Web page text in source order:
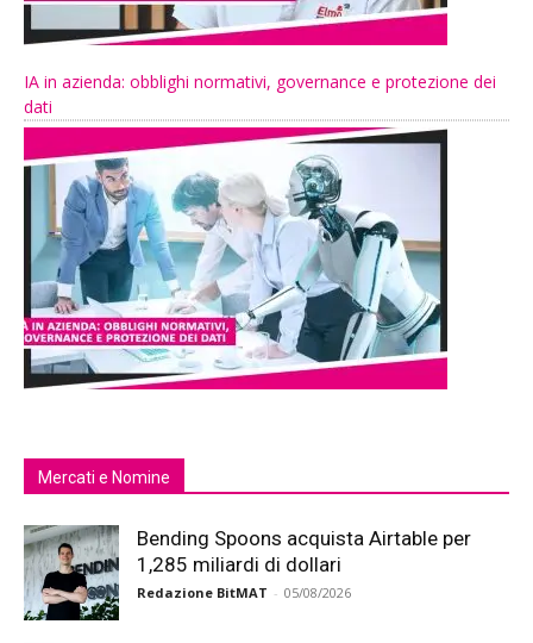
IA in azienda: obblighi normativi, governance e protezione dei
dati
Mercati e Nomine
Bending Spoons acquista Airtable per
1,285 miliardi di dollari
Redazione BitMAT - 05/08/2026